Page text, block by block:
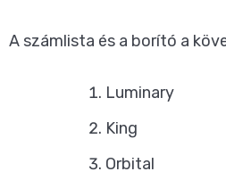
A számlista és a borító a
Luminary
King
Orbital